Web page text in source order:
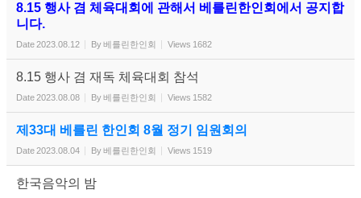
8.15 행사 겸 체육대회에 관해서 베를린한인회에서 공지합
니다.
Date2023.08.12 By베를린한인회 Views 1682
8.15 행사 겸 재독 체육대회 참석
Date2023.08.08 By베를린한인회 Views 1582
제33대 베를린 한인회 8월 정기 임원회의
Date2023.08.04 By베를린한인회 Views 1519
한국음악의 밤